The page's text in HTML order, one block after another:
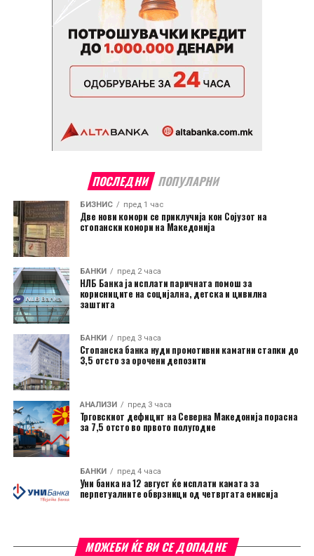
ПОСЛЕДНИ ПОПУЛАРНИ
БИЗНИС пред 1 час
Две нови комори се приклучија кон Сојузот на
стопански комори на Македонија
БАНКИ пред 2 часа
НЛБ Банка ја исплати паричната помош за
корисниците на социјална, детска и цивилна
заштита
БАНКИ пред 3 часа
Стопанска банка нуди промотивни каматни стапки до
3,5 отсто за орочени депозити
АНАЛИЗИ пред 3 часа
Трговскиот дефицит на Северна Македонија порасна
за 7,5 отсто во првото полугодие
БАНКИ пред 4 часа
Уни банка на 12 август ќе исплати камата за
перпетуалните обврзници од четвртата емисија
МОЖЕБИ ЌЕ ВИ СЕ ДОПАДНЕ